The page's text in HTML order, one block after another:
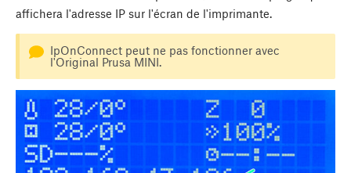
affichera l'adresse IP sur l'écran de l'imprimante.
IpOnConnect peut ne pas fonctionner avec
l'Original Prusa MINI.